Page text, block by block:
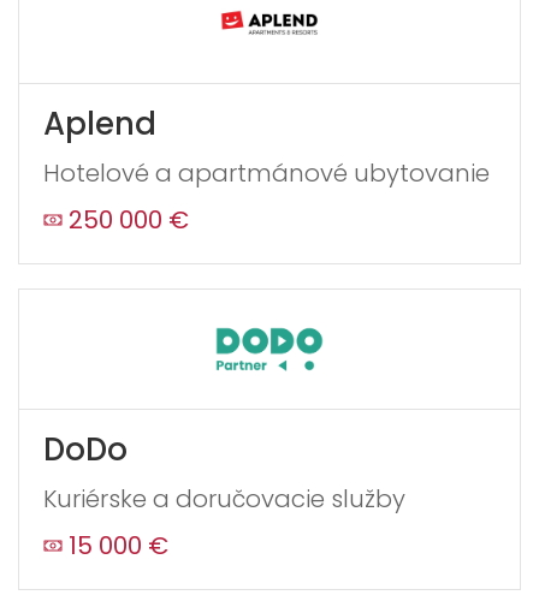
Aplend
Hotelové a apartmánové ubytovanie
250 000 €
DoDo
Kuriérske a doručovacie služby
15 000 €